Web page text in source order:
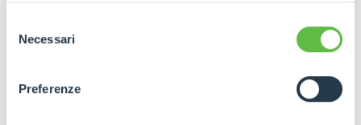
ogni pagina, selezionare "Modifichi il suo consenso" e
dell'informativa completa nel footer presente in ogni
pagina. Per esercitare i diritti riconosciuti all'interessato ai
delNecessari
Preferenze